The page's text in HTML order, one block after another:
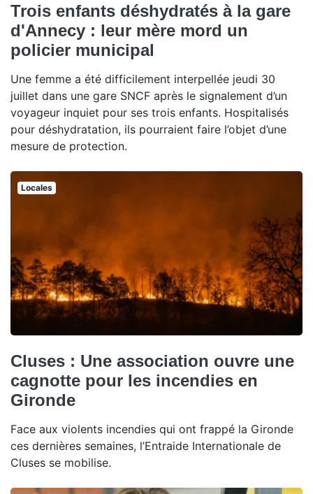
Trois enfants déshydratés à la gare
d'Annecy : leur mère mord un
policier municipal
Une femme a été difficilement interpellée jeudi 30
juillet dans une gare SNCF après le signalement d’un
voyageur inquiet pour ses trois enfants. Hospitalisés
pour déshydratation, ils pourraient faire l’objet d’une
mesure de protection.
Locales
Cluses : Une association ouvre une
cagnotte pour les incendies en
Gironde
Face aux violents incendies qui ont frappé la Gironde
ces dernières semaines, l’Entraide Internationale de
Cluses se mobilise.